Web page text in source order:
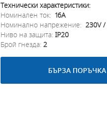
Технически характеристики:
Номинален ток: 16A
Номинално напрежение: 230V
Ниво на защита: IP20
Брой гнезда: 2
БЪРЗА ПОРЪЧКА